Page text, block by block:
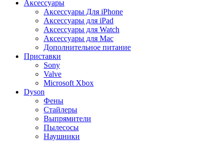
Аксессуары
Аксессуары Для iPhone
Аксессуары для iPad
Аксессуары для Watch
Аксессуары для Mac
Дополнительное питание
Приставки
Sony
Valve
Microsoft Xbox
Dyson
Фены
Стайлеры
Выпрямители
Пылесосы
Наушники